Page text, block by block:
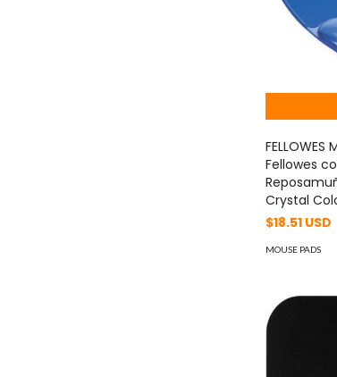
FELLOWES
Fellowes
Crystal
$18.51 USD
MOUSE PADS